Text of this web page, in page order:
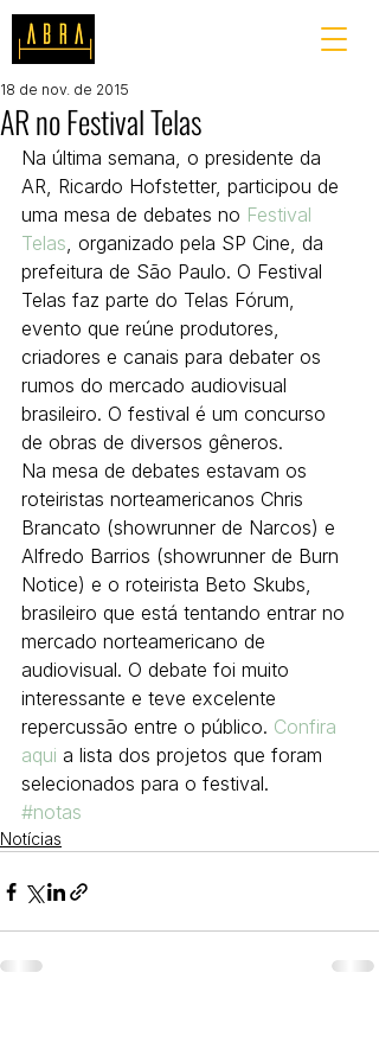
AR no Festival Telas
18 de nov. de 2015
Na última semana, o presidente da
AR, Ricardo Hofstetter, participou de
uma mesa de debates no Festival
Telas, organizado pela SP Cine, da
prefeitura de São Paulo. O Festival
Telas faz parte do Telas Fórum,
evento que reúne produtores,
criadores e canais para debater os
rumos do mercado audiovisual
brasileiro. O festival é um concurso
de obras de diversos gêneros.
Na mesa de debates estavam os
roteiristas norteamericanos Chris
Brancato (showrunner de Narcos) e
Alfredo Barrios (showrunner de Burn
Notice) e o roteirista Beto Skubs,
brasileiro que está tentando entrar no
mercado norteamericano de
audiovisual. O debate foi muito
interessante e teve excelente
repercussão entre o público. Confira
aqui a lista dos projetos que foram
selecionados para o festival.
#notas
Notícias